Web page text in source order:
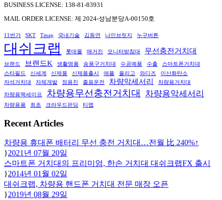
BUSINESS LICENSE: 138-81-83931
MAIL ORDER LICENSE: 제 2024-성남분당A-00150호
11번가 SKT Tmap 국내기술 김동연 나인브릿지 누구버튼
대쉬크랩 롯데몰 매거진 모니터받침대 무선충전거치대
브랜드 브랜드K 생활명품 송풍구거치대 수공예품 수출
스마트폰거치대
스타필드
신세계 신제품 신제품출시 애플 올리고 와디즈
이산화탄소
자석거치대
자체개발 정용진 졸음운전 차량악세서리 차량용거치대
차량용맥세이프 차량용무선충전거치대 차량용악세서리
차량용품 최초 크라우드펀딩 티맵
Recent Articles
차량용 휴대폰 배터리 무선 충전 거치대…전월 比 240%↑
2021년 07월 20일
스마트폰 거치대의 프리미엄, 한손 거치대 대쉬크랩FX 출시
2014년 01월 02일
대쉬크랩, 차량용 핸드폰 거치대 전문 매장 오픈
2019년 08월 29일